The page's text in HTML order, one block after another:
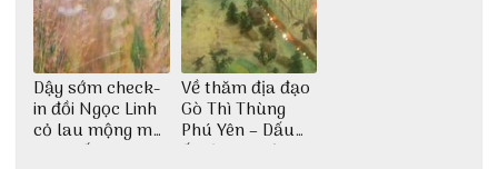
Dậy sớm check-
in đồi Ngọc Linh
cỏ lau mộng mơ
tại Huế nè bạn
Về thăm địa đạo
Gò Thì Thùng
Phú Yên – Dấu
ấn lịch sử còn